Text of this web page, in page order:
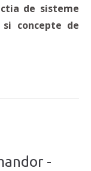
de sisteme
concepte de
-